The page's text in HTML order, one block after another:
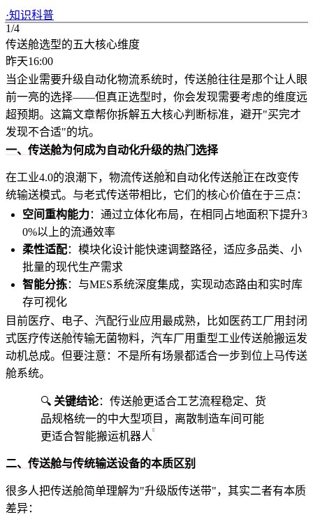
·知识科普
1/4
传送舱选型的五大核心维度
昨天16:00
当企业需要升级自动化物流系统时，传送舱往往是那个让人眼
前一亮的选择——但真正选型时，你会发现需要考虑的维度远
超预期。这篇文章帮你拆解五大核心判断标准，避开"买完才
发现不合适"的坑。
一、传送舱为何成为自动化升级的热门选择
在工业4.0的浪潮下， 物流传送舱和 自动化传送舱正在改变传
统输送模式。与老式传送带相比，它们的核心价值在于三点：
空间重构能力：通过立体化布局，在相同占地面积下提升3
0%以上的流通效率
柔性适配：模块化设计能快速调整路径，适应多品类、小
批量的现代生产需求
智能分拣：与MES系统深度集成，实现动态路由和实时库
存可视化
目前医疗、电子、汽配行业应用最成熟，比如医药工厂用封闭
式医疗传送舱传输无菌物料，汽车厂用重型工业传送舱搬运发
动机总成。但要注意：不是所有场景都适合一步到位上马传送
舱系统。
🔍 关键结论：传送舱更适合工艺流程稳定、货
品规格统一的中大型项目，离散制造车间可能
更适合智能搬运机器人
二、传送舱与传统输送设备的本质区别
很多人把传送舱简单理解为"升级版传送带"，其实二者有本质
差异：